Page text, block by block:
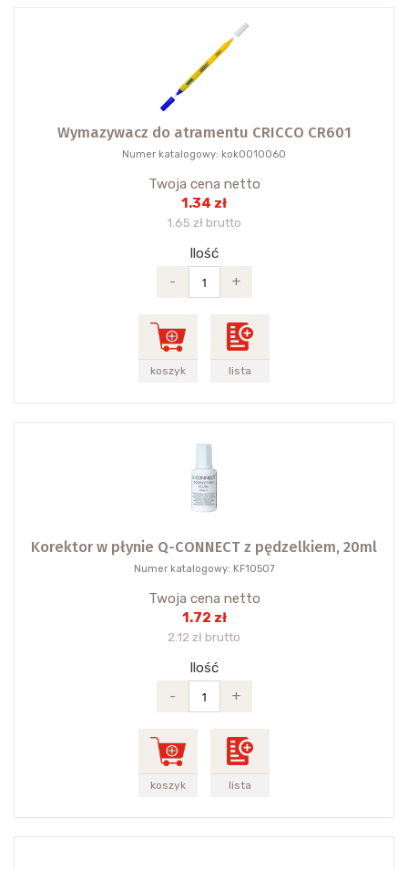
Wymazywacz do atramentu CRICCO CR601
Numer katalogowy: kok0010060
Twoja cena netto
1.34 zł
1.65 zł brutto
Ilość
-
+
koszyk lista
Korektor w płynie Q-CONNECT z pędzelkiem, 20ml
Numer katalogowy: KF10507
Twoja cena netto
1.72 zł
2.12 zł brutto
Ilość
-
+
koszyk lista